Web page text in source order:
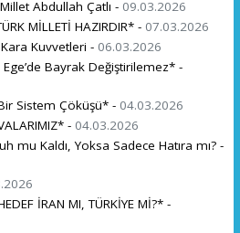
Abdullah Çatlı - 09.03.2026
MİLLETİ HAZIRDIR* - 07.03.2026
Kara Kuvvetleri - 06.03.2026
Bayrak Değiştirilemez* -
Sistem Çöküşü* - 04.03.2026
- 04.03.2026
mu Kaldı, Yoksa Sadece Hatıra mı? -
İRAN MI, TÜRKİYE Mİ?* -